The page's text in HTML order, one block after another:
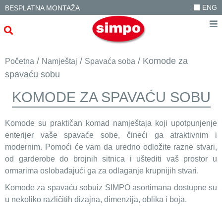
BESPLATNA MONTAŽA ENG
Početna / Namještaj / Spavaća soba / Komode za
spavaću sobu
KOMODE ZA SPAVAĆU SOBU
Komode su praktičan komad namještaja koji upotpunjenje
enterijer vaše spavaće sobe, čineći ga atraktivnim i
modernim. Pomoći će vam da uredno odložite razne stvari,
od garderobe do brojnih sitnica i uštediti vaš prostor u
ormarima oslobađajući ga za odlaganje krupnijih stvari.
Komode za spavaću sobuiz SIMPO asortimana dostupne su
u nekoliko različitih dizajna, dimenzija, oblika i boja.